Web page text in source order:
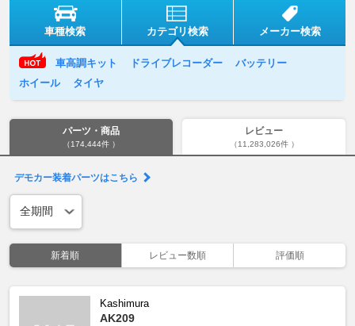
車種検索 カテゴリ検索 メーカー検索
車高調キット ドライブレコーダー
バッテリー
ホイール
タイヤ
パーツ・商品
（174,444件 ）
レビュー
（11,283,026件 ）
デモカー装着パーツはこちら
新着順 レビュー数順 評価順
Kashimura
AK209